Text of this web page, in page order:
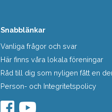
Snabblänkar
Vanliga frågor och svar
Här finns våra lokala föreningar
Råd till dig som nyligen fått en
Person- och Integritetspolicy